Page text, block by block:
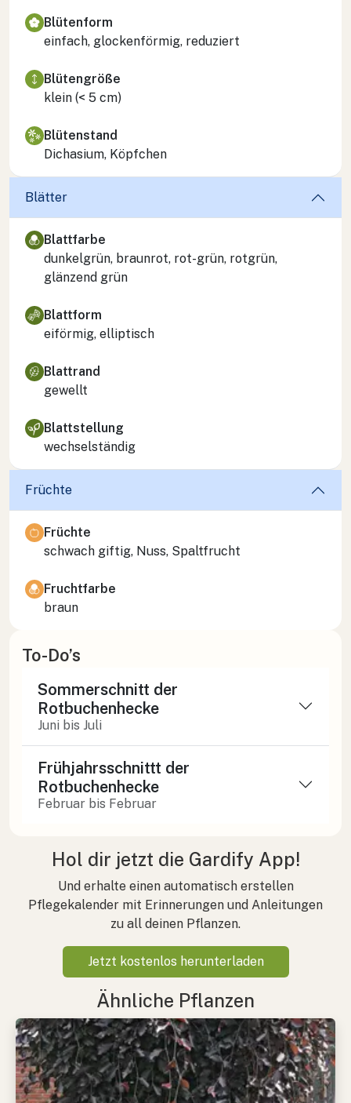
Blütenform
einfach, glockenförmig, reduziert
Blütengröße
klein (< 5 cm)
Blütenstand
Dichasium, Köpfchen
Blätter
Blattfarbe
dunkelgrün, braunrot, rot-grün, rotgrün,
glänzend grün
Blattform
eiförmig, elliptisch
Blattrand
gewellt
Blattstellung
wechselständig
Früchte
Früchte
schwach giftig, Nuss, Spaltfrucht
Fruchtfarbe
braun
To-Do’s
Sommerschnitt der
Rotbuchenhecke
Juni bis Juli
Frühjahrsschnittt der
Rotbuchenhecke
Februar bis Februar
Hol dir jetzt die Gardify App!
Und erhalte einen automatisch erstellen
Pflegekalender mit Erinnerungen und Anleitungen
zu all deinen Pflanzen.
Jetzt kostenlos herunterladen
Ähnliche Pflanzen